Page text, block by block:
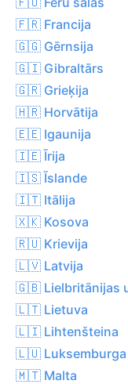
🇫🇷 Francija
🇬🇬 Gērnsija
🇬🇮 Gibraltārs
🇬🇷 Grieķija
🇭🇷 Horvātija
🇪🇪 Igaunija
🇮🇪 Īrija
🇮🇸 Īslande
🇮🇹 Itālija
🇽🇰 Kosova
🇷🇺 Krievija
🇱🇻 Latvija
🇬🇧 Lielbritānijas
🇱🇹 Lietuva
🇱🇮 Lihtenšteina
🇱🇺 Luksemburga
🇲🇹 Malta